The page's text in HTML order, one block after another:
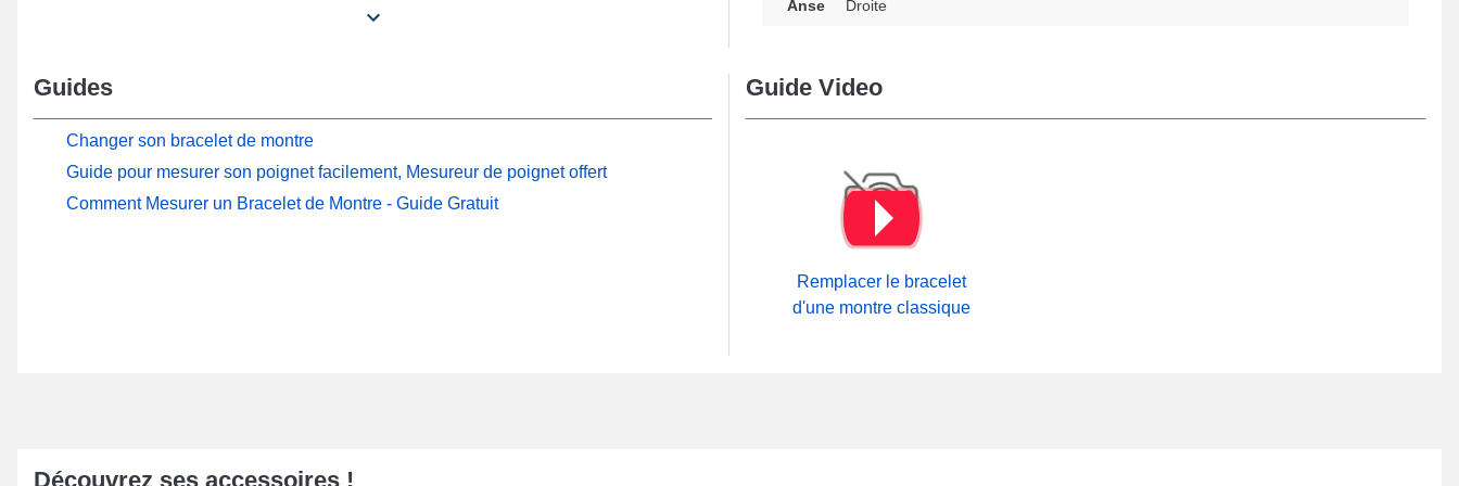
bracelet pour montre en cuir véritable constitue une alternative idéale. Par
montre au moyen de tiges montre mesurant 30 mm. L'anse droite est située en
bout du bracelet de montre.
élaboré grâce à du cuir véritable. Installez cet article 30 mm au niveau d'un
boîtier montre via des tiges, qu'elle soit une montre quartz ou une montre
Anse Droite
Guides
Changer son bracelet de montre
Guide pour mesurer son poignet facilement, Mesureur de poignet offert
Comment Mesurer un Bracelet de Montre - Guide Gratuit
Guide Video
Remplacer le bracelet
d'une montre classique
Découvrez ses accessoires !